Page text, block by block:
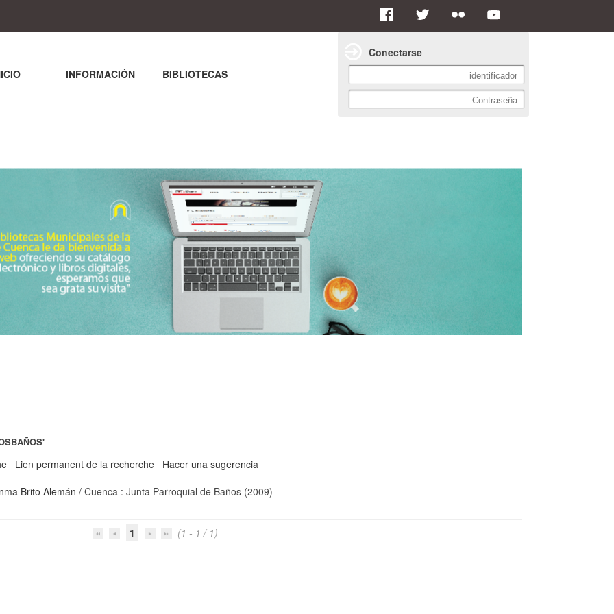
Lien permanent de la recherche
Hacer una sugerencia
Brito Alemán / Cuenca : Junta Parroquial de Baños (2009)
1 (1 - 1 / 1)
INFORMACIÓN BIBLIOTECAS
Conectarse